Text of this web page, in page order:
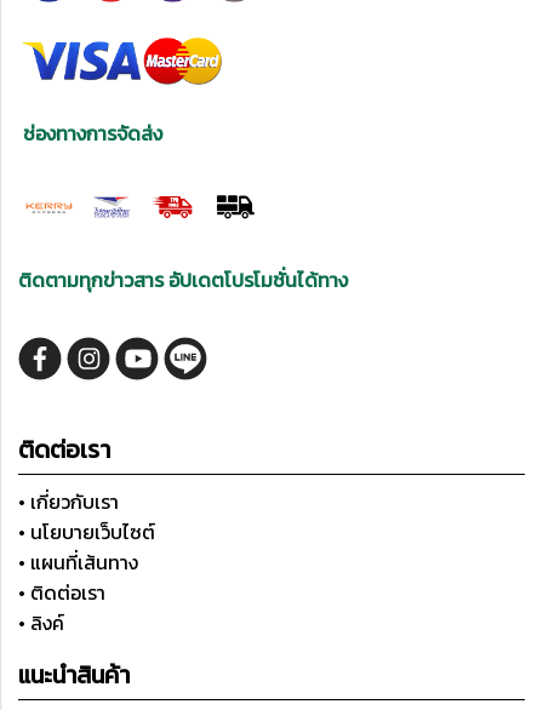
ช่องทางการจัดส่ง
ติดตามทุกข่าวสาร อัปเดตโปรโมชั่นได้ทาง
ติดต่อเรา
• เกี่ยวกับเรา
• นโยบายเว็บไซต์
• แผนที่เส้นทาง
• ติดต่อเรา
• ลิงค์
แนะนำสินค้า